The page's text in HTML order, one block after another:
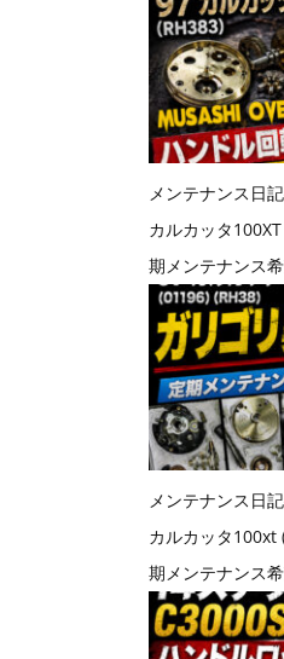
メンテナンス日
カルカッタ
期メンテナンス
メンテナンス日
カルカッタ100xt
期メンテナンス